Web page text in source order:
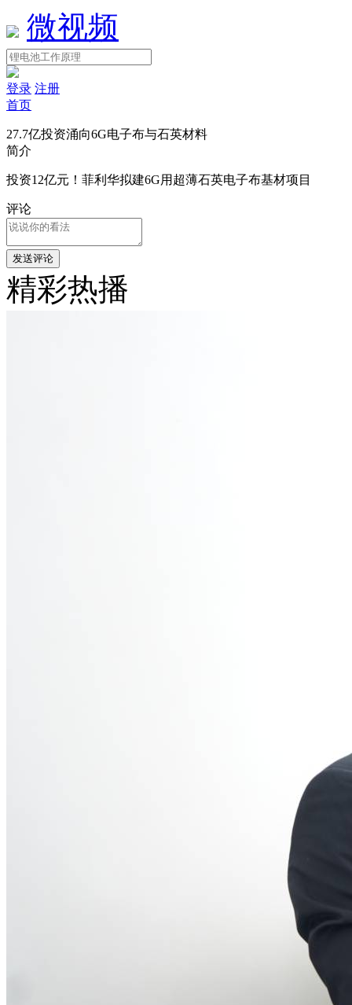
微视频
登录 注册
首页
27.7亿投资涌向6G电子布与石英材料
简介
投资12亿元！菲利华拟建6G用超薄石英电子布基材项目
评论
精彩热播